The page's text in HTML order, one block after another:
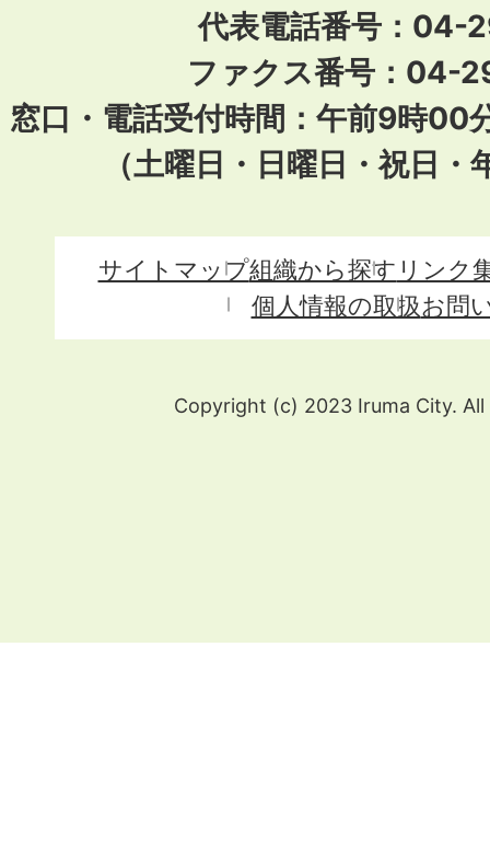
代表電話番号：04-
ファクス番号：04-
窓口・電話受付時間：午前9時00
（土曜日・日曜日・祝日
サイトマップ組織から探す リンク
個人情報の取扱お問
Copyright (c) 2023 Iruma City. All